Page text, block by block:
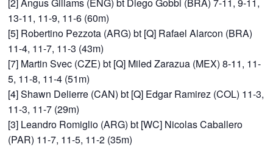
13-11, 11-9, 11-6 (60m)
[5] Robertino Pezzota (ARG) bt [Q] Rafael Alarcon (BRA)
11-4, 11-7, 11-3 (43m)
[7] Martin Svec (CZE) bt [Q] Miled Zarazua (MEX) 8-11, 11-
5, 11-8, 11-4 (51m)
[4] Shawn Delierre (CAN) bt [Q] Edgar Ramirez (COL) 11-3,
11-3, 11-7 (29m)
[3] Leandro Romiglio (ARG) bt [WC] Nicolas Caballero
(PAR) 11-7, 11-5, 11-2 (35m)